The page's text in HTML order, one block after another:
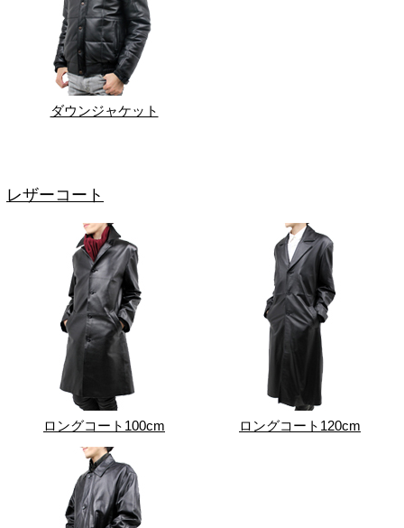
ダウンジャケット
レザーコート
ロングコート100cm ロングコート120cm